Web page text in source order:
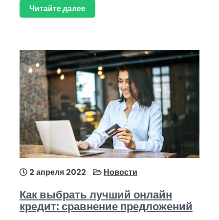
Читайте далее
2 апреля 2022 Новости
Как выбрать лучший онлайн
кредит: сравнение предложений